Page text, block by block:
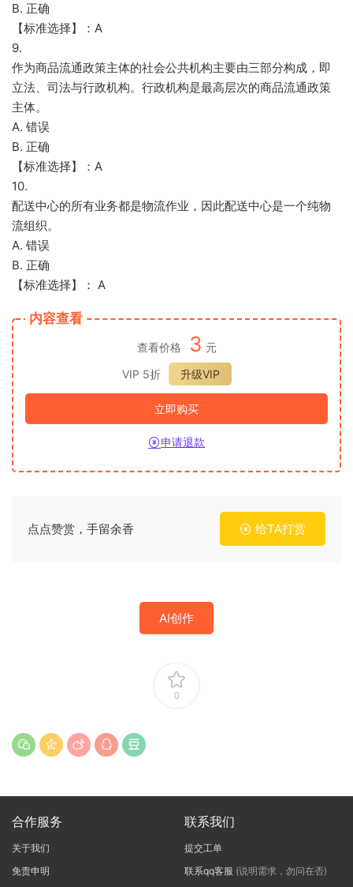
B. 正确
【标准选择】：A
9.
作为商品流通政策主体的社会公共机构主要由三部分构成，即
立法、司法与行政机构。行政机构是最高层次的商品流通政策
主体。
A. 错误
B. 正确
【标准选择】：A
10.
配送中心的所有业务都是物流作业，因此配送中心是一个纯物
流组织。
A. 错误
B. 正确
【标准选择】： A
内容查看
查看价格 3 元
VIP 5折
升级VIP
立即购买
申请退款
点点赞赏，手留余香 给TA打赏
AI创作
0
合作服务
关于我们
免责申明
联系我们
提交工单
联系qq客服 (说明需求，勿问在否)